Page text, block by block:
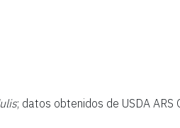
; datos obtenidos de USDA ARS